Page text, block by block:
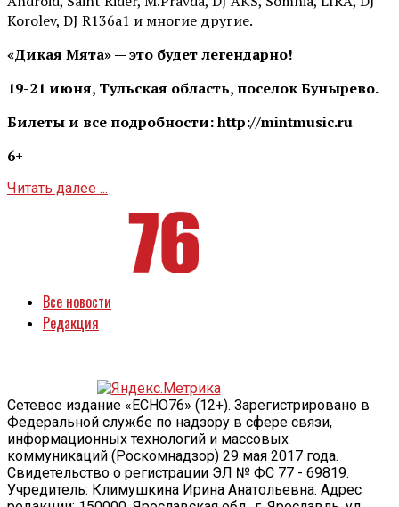
Korolev, DJ R136a1 и многие другие.
«Дикая Мята» — это будет легендарно!
19-21 июня, Тульская область, поселок Бунырево.
Билеты и все подробности: http://mintmusic.ru
6+
Читать далее ...
Все новости
Редакция
Сетевое издание «ECHO76» (12+). Зарегистрировано в
Федеральной службе по надзору в сфере связи,
информационных технологий и массовых
коммуникаций (Роскомнадзор) 29 мая 2017 года.
Свидетельство о регистрации ЭЛ № ФС 77 - 69819.
Учредитель: Климушкина Ирина Анатольевна. Адрес